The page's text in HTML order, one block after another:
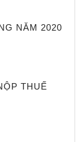
NĂM 2020
THUẾ